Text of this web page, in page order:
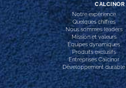
CALCINOR
Notre expérience
Quelques chiffres
Nous sommes leaders
Mission et valeurs
Équipes dynamiques
Produits exclusifs
Entreprises Calcinor
Développement durable